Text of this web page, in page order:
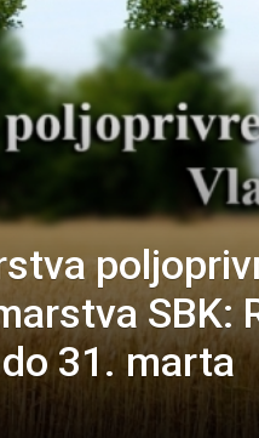
SBK:
31. marta